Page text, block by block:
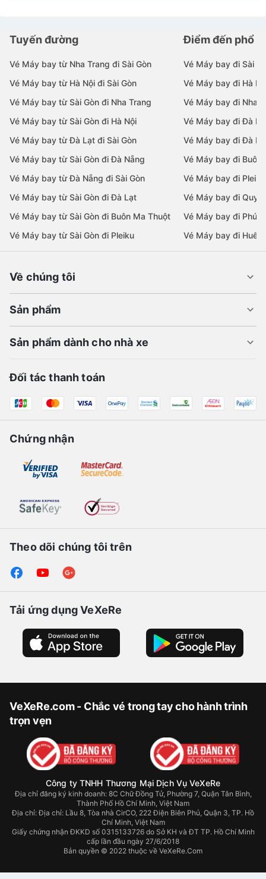
Tuyến đường
Vé Máy bay từ Nha Trang đi Sài Gòn
Vé Máy bay từ Hà Nội đi Sài Gòn
Vé Máy bay từ Sài Gòn đi Nha Trang
Vé Máy bay từ Sài Gòn đi Hà Nội
Vé Máy bay từ Đà Lạt đi Sài Gòn
Vé Máy bay từ Sài Gòn đi Đà Nẵng
Vé Máy bay từ Đà Nẵng đi Sài Gòn
Vé Máy bay từ Sài Gòn đi Đà Lạt
Vé Máy bay từ Sài Gòn đi Buôn Ma Thuột
Vé Máy bay từ Sài Gòn đi Pleiku
Điểm đến phổ
Vé Máy bay đi Sài
Vé Máy bay đi Hà
Vé Máy bay đi Nha
Vé Máy bay đi Đà
Vé Máy bay đi Đà
Vé Máy bay đi Buôn
Vé Máy bay đi Pleiku
Vé Máy bay đi Quy
Vé Máy bay đi Phú
Vé Máy bay đi Huế
Về chúng tôi
Sản phẩm
Sản phẩm dành cho nhà xe
Đối tác thanh toán
Chứng nhận
Theo dõi chúng tôi trên
Tải ứng dụng VeXeRe
VeXeRe.com - Chắc vé trong tay cho hành trình
trọn vẹn
Công ty TNHH Thương Mại Dịch Vụ VeXeRe
Địa chỉ đăng ký kinh doanh: 8C Chữ Đồng Tử, Phường 7, Quận Tân Bình,
Thành Phố Hồ Chí Minh, Việt Nam
Địa chỉ:Địa chỉ: Lầu 8, Tòa nhà CirCO, 222 Điện Biên Phủ, Quận 3, TP. Hồ
Chí Minh, Việt Nam
Giấy chứng nhận ĐKKD số 0315133726 do Sở KH và ĐT TP. Hồ Chí Minh
cấp lần đầu ngày 27/6/2018
Bản quyền © 2022 thuộc về VeXeRe.Com